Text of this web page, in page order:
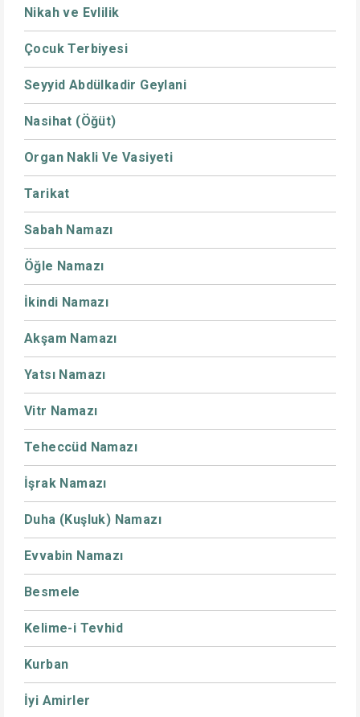
Nikah ve Evlilik
Çocuk Terbiyesi
Seyyid Abdülkadir Geylani
Nasihat (Öğüt)
Organ Nakli Ve Vasiyeti
Tarikat
Sabah Namazı
Öğle Namazı
İkindi Namazı
Akşam Namazı
Yatsı Namazı
Vitr Namazı
Teheccüd Namazı
İşrak Namazı
Duha (Kuşluk) Namazı
Evvabin Namazı
Besmele
Kelime-i Tevhid
Kurban
İyi Amirler